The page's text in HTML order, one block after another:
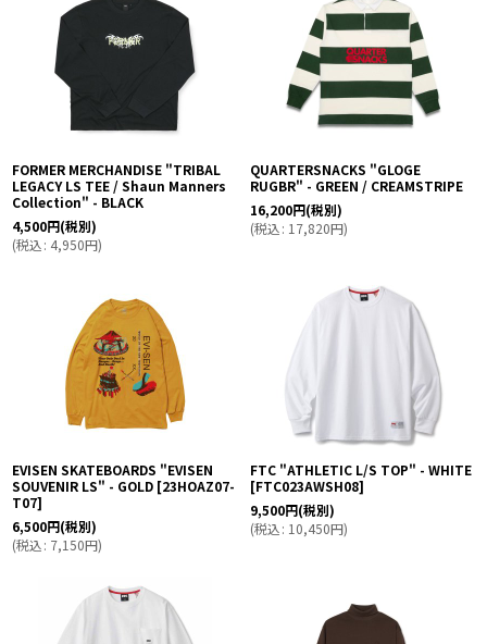
FORMER MERCHANDISE "TRIBAL
LEGACY LS TEE / Shaun Manners
Collection" - BLACK
4,500円(税別)
(税込: 4,950円)
QUARTERSNACKS "GLOGE
RUGBR" - GREEN / CREAMSTRIPE
16,200円(税別)
(税込: 17,820円)
EVISEN SKATEBOARDS "EVISEN
SOUVENIR LS" - GOLD [23HOAZ07-
T07]
6,500円(税別)
(税込: 7,150円)
FTC "ATHLETIC L/S TOP" - WHITE
[FTC023AWSH08]
9,500円(税別)
(税込: 10,450円)